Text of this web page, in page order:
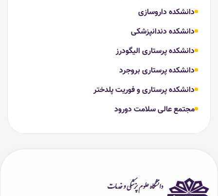
دانشکده داروسازی
دانشکده دندانپزشکی
دانشکده پرستاری الیگودرز
دانشکده پرستاری بروجرد
دانشکده پرستاری و فوریت پلدختر
مجتمع عالی سلامت دورود